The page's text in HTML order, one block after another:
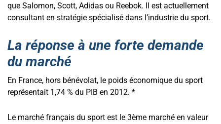
que Salomon, Scott, Adidas ou Reebok. Il est actuellement
consultant en stratégie spécialisé dans l’industrie du sport.
La réponse à une forte demande
du marché
En France, hors bénévolat, le poids économique du sport
représentait 1,74 % du PIB en 2012. *
Le marché français du sport est le 3ème marché en valeur